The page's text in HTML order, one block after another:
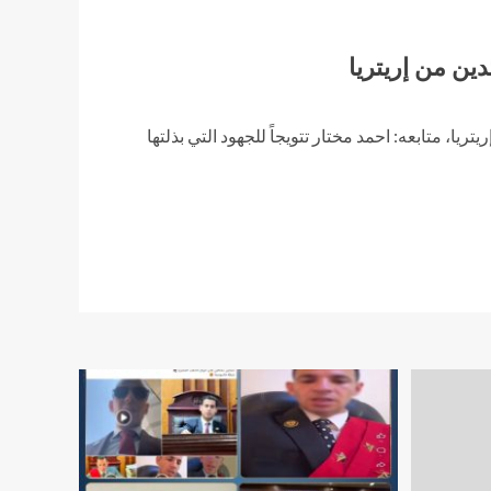
من إريتريا
متابعه: احمد مختار تتويجاً للجهود التي بذلتها